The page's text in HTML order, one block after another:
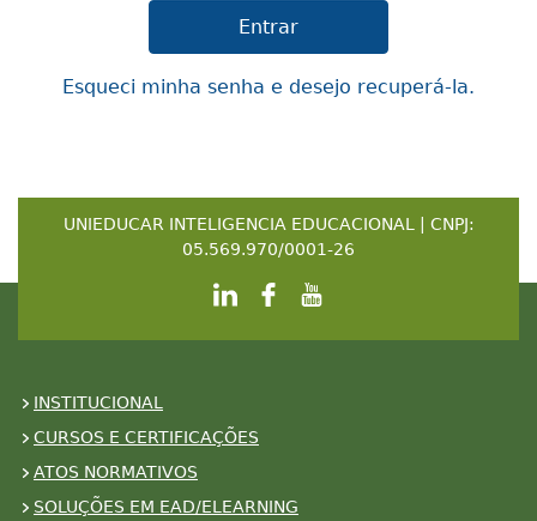
Esqueci minha senha e desejo recuperá-la.
UNIEDUCAR INTELIGENCIA EDUCACIONAL | CNPJ:
05.569.970/0001-26
INSTITUCIONAL
CURSOS E CERTIFICAÇÕES
ATOS NORMATIVOS
SOLUÇÕES EM EAD/ELEARNING